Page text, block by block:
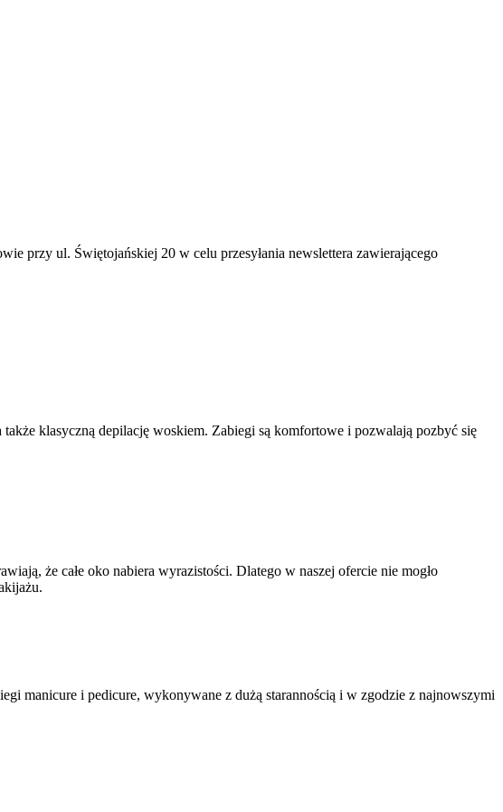
przy ul. Świętojańskiej 20 w celu przesyłania newslettera zawierającego
klasyczną depilację woskiem. Zabiegi są komfortowe i pozwalają pozbyć się
że całe oko nabiera wyrazistości. Dlatego w naszej ofercie nie mogło
manicure i pedicure, wykonywane z dużą starannością i w zgodzie z najnowszymi